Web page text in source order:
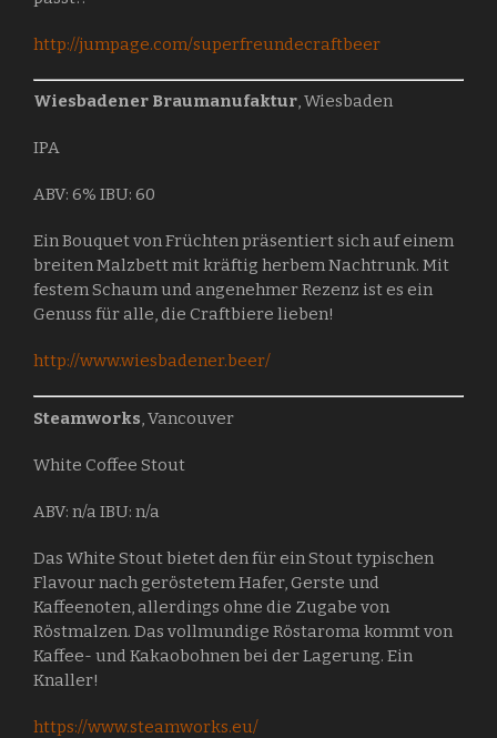
http://jumpage.com/superfreundecraftbeer
Wiesbadener Braumanufaktur, Wiesbaden
IPA
ABV: 6% IBU: 60
Ein Bouquet von Früchten präsentiert sich auf einem
breiten Malzbett mit kräftig herbem Nachtrunk. Mit
festem Schaum und angenehmer Rezenz ist es ein
Genuss für alle, die Craftbiere lieben!
http://www.wiesbadener.beer/
Steamworks , Vancouver
White Coffee Stout
ABV: n/a IBU: n/a
Das White Stout bietet den für ein Stout typischen
Flavour nach geröstetem Hafer, Gerste und
Kaffeenoten, allerdings ohne die Zugabe von
Röstmalzen. Das vollmundige Röstaroma kommt von
Kaffee- und Kakaobohnen bei der Lagerung. Ein
Knaller!
https://www.steamworks.eu/